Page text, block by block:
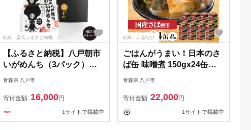
出典：楽天ふるさと納税
【ふるさと納税】八戸朝市
いがめんち（3パック）セ
ット 4個入り×3パック 計12
フード 青森県 八戸市 送料
無料
青森県 八戸市
寄付金額: 16,000円
1サイトで掲載中
出典：ふるなび
ごはんがうまい！日本のさ
ば缶 味噌煮 150gx24缶
HOKO 宝幸 青森県 八戸
青森県 八戸市
寄付金額: 22,000円
1サイトで掲載中